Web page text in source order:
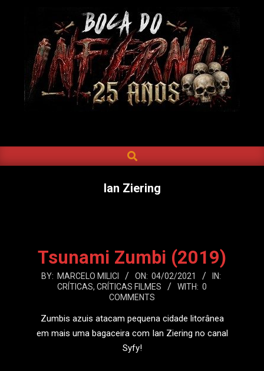
DO
INFERNO
Navigation
SEARCH
Ian Ziering
Tsunami Zumbi (2019)
2021-
BY: MARCELO MILICI ON: 04/02/2021
IN:
CRÍTICAS, CRÍTICAS FILMES WITH: 0
COMMENTS
Zumbis azuis atacam pequena cidade litorânea
em mais uma bagaceira com Ian Ziering no canal
Syfy!